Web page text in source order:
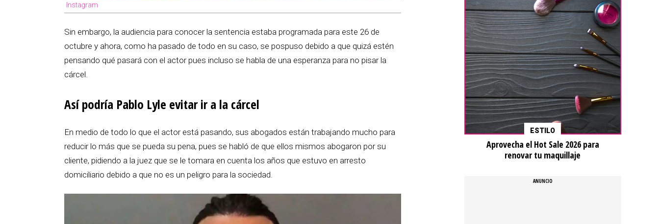
Instagram
Sin embargo, la audiencia para conocer la sentencia estaba programada para este 26 de
octubre y ahora, como ha pasado de todo en su caso, se pospuso debido a que quizá estén
pensando qué pasará con el actor pues incluso se habla de una esperanza para no pisar la
cárcel.
Así podría Pablo Lyle evitar ir a la cárcel
En medio de todo lo que el actor está pasando, sus abogados están trabajando mucho para
reducir lo más que se pueda su pena, pues se habló de que ellos mismos abogaron por su
cliente, pidiendo a la juez que se le tomara en cuenta los años que estuvo en arresto
domiciliario debido a que no es un peligro para la sociedad.
ESTILO
Aprovecha el Hot Sale 2026 para
renovar tu maquillaje